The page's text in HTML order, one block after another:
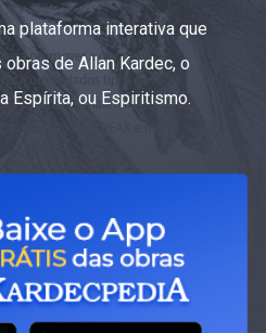
plataforma interativa que
de Allan Kardec, o
Espírita, ou Espiritismo.